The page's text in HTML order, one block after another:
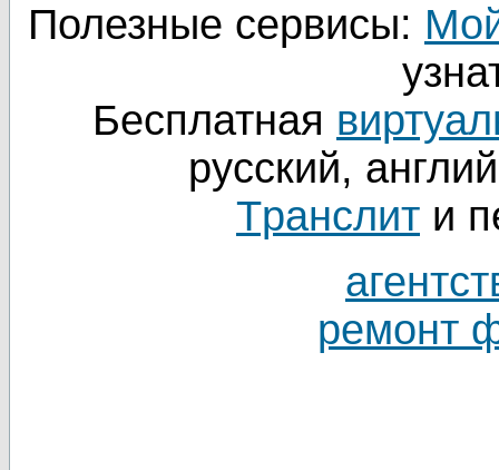
Полезные сервисы:
Бесплатная
русский,
Tранслит и
ремонт